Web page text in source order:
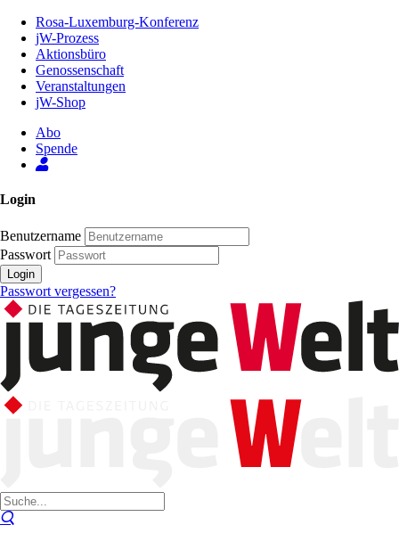
Inhalt
Seite
Rosa-Luxemburg-Konferenz
jW-Prozess
Aktionsbüro
Genossenschaft
Veranstaltungen
jW-Shop
Abo
Spende
Login
Benutzername
Passwort
Login
Passwort vergessen?